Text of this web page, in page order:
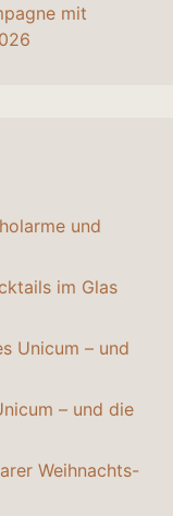
mit
und
im Glas
Unicum – und
– und die
Weihnachts-